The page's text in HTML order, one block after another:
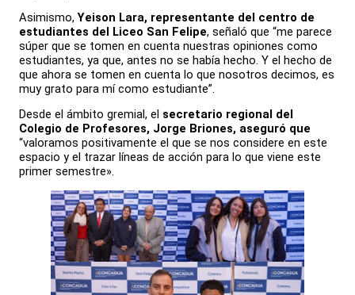
Asimismo, Yeison Lara, representante del centro de
estudiantes del Liceo San Felipe, señaló que “me parece
súper que se tomen en cuenta nuestras opiniones como
estudiantes, ya que, antes no se había hecho. Y el hecho de
que ahora se tomen en cuenta lo que nosotros decimos, es
muy grato para mí como estudiante”.
Desde el ámbito gremial, el secretario regional del
Colegio de Profesores, Jorge Briones, aseguró que
“valoramos positivamente el que se nos considere en este
espacio y el trazar líneas de acción para lo que viene este
primer semestre».